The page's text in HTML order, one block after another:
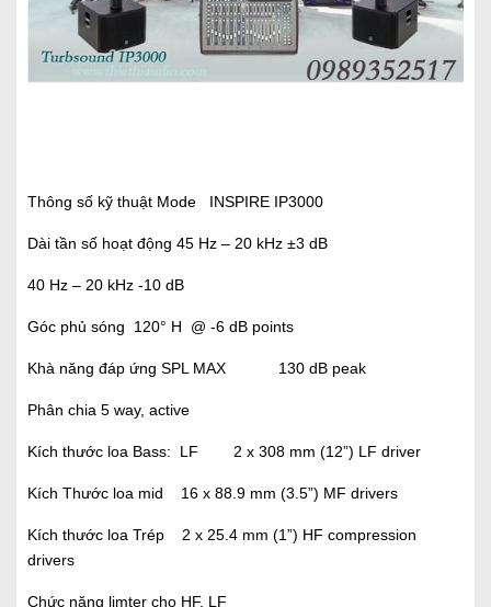
Thông số kỹ thuật Mode INSPIRE IP3000
Dài tần số hoạt động 45 Hz – 20 kHz ±3 dB
40 Hz – 20 kHz -10 dB
Góc phủ sóng 120° H @ -6 dB points
Khà năng đáp ứng SPL MAX 130 dB peak
Phân chia 5 way, active
Kích thước loa Bass: LF 2 x 308 mm (12”) LF driver
Kích Thước loa mid 16 x 88.9 mm (3.5”) MF drivers
Kích thước loa Trép 2 x 25.4 mm (1”) HF compression
drivers
Chức năng limter cho HF, LF